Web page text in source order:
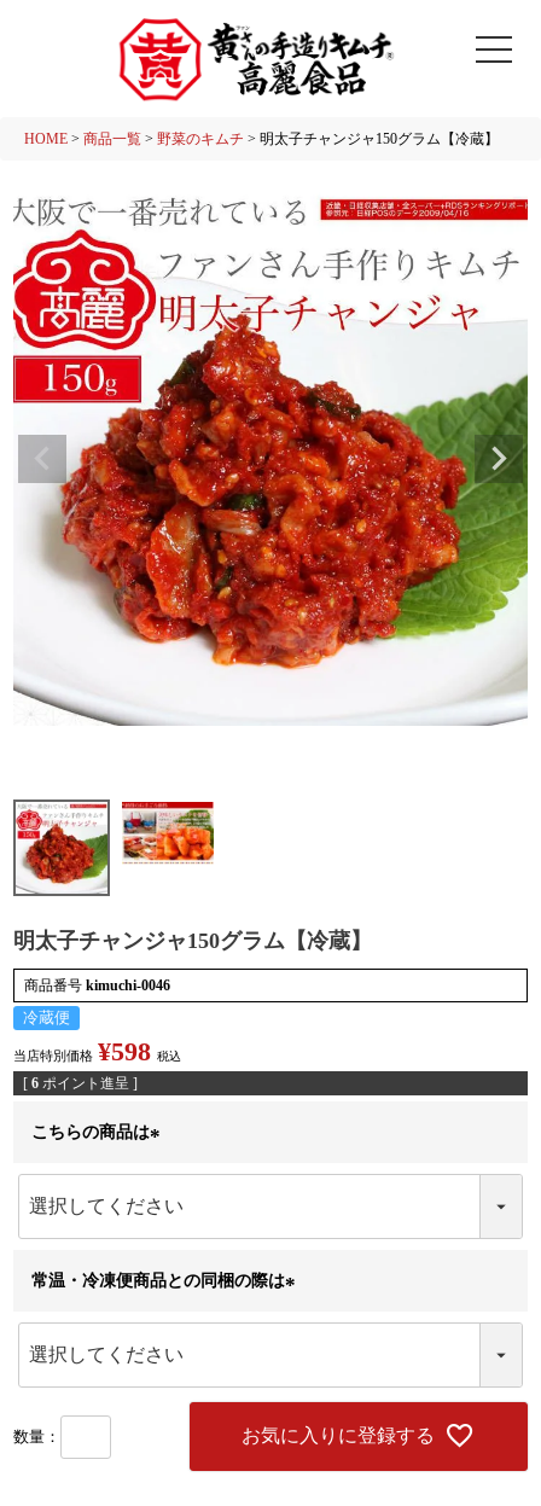
検索
HOME 商品一覧 野菜のキムチ 明太子チャンジャ150グラム【冷蔵】
明太子チャンジャ150グラム【冷蔵】
商品番号 kimuchi-0046
冷蔵便
当店特別価格 ¥598 税込
[ 6 ポイント進呈 ]
こちらの商品は
須
)
常温・冷凍便商品との同梱の際は
)
お気に入りに登録する